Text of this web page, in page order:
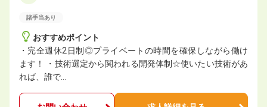
諸手当あり
おすすめポイント
・完全週休2日制◎プライベートの時間を確保しながら働け
ます！ ・技術選定から関われる開発体制☆使いたい技術があ
れば、誰で…